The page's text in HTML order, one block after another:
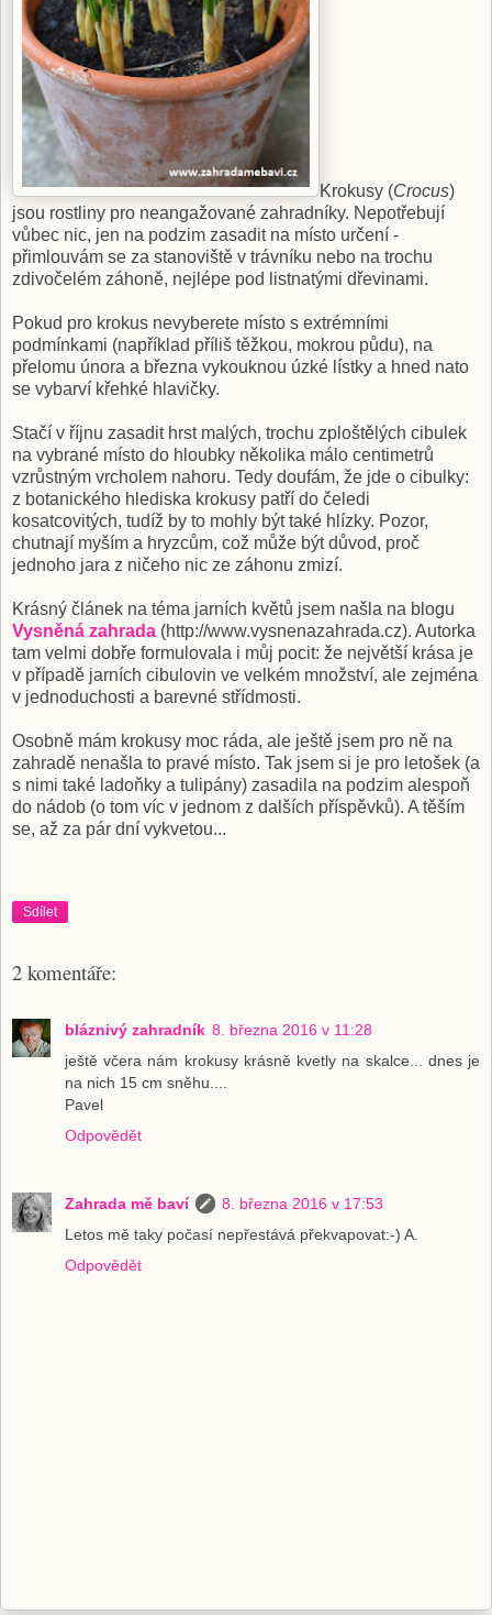
Krokusy (Crocus)
jsou rostliny pro neangažované zahradníky. Nepotřebují
vůbec nic, jen na podzim zasadit na místo určení -
přimlouvám se za stanoviště v trávníku nebo na trochu
zdivočelém záhoně, nejlépe pod listnatými dřevinami.
Pokud pro krokus nevyberete místo s extrémními
podmínkami (například příliš těžkou, mokrou půdu), na
přelomu února a března vykouknou úzké lístky a hned nato
se vybarví křehké hlavičky.
Stačí v říjnu zasadit hrst malých, trochu zploštělých cibulek
na vybrané místo do hloubky několika málo centimetrů
vzrůstným vrcholem nahoru. Tedy doufám, že jde o cibulky:
z botanického hlediska krokusy patří do čeledi
kosatcovitých, tudíž by to mohly být také hlízky. Pozor,
chutnají myším a hryzcům, což může být důvod, proč
jednoho jara z ničeho nic ze záhonu zmizí.
Krásný článek na téma jarních květů jsem našla na blogu
Vysněná zahrada (http://www.vysnenazahrada.cz). Autorka
tam velmi dobře formulovala i můj pocit: že největší krása je
v případě jarních cibulovin ve velkém množství, ale zejména
v jednoduchosti a barevné střídmosti.
Osobně mám krokusy moc ráda, ale ještě jsem pro ně na
zahradě nenašla to pravé místo. Tak jsem si je pro letošek (a
s nimi také ladoňky a tulipány) zasadila na podzim alespoň
do nádob (o tom víc v jednom z dalších příspěvků). A těším
se, až za pár dní vykvetou...
Sdílet
2 komentáře:
bláznivý zahradník 8. března 2016 v 11:28
ještě včera nám krokusy krásně kvetly na skalce... dnes je
na nich 15 cm sněhu....
Pavel
Odpovědět
Zahrada mě baví
8. března 2016 v 17:53
Letos mě taky počasí nepřestává překvapovat:-) A.
Odpovědět